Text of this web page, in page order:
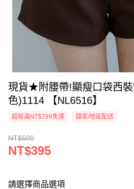
現貨★附腰帶!顯瘦口袋西
色)1114 【NL6516】
超取滿NT$799免運 國家/地區配送
NT$500
NT$395
請選擇商品選項